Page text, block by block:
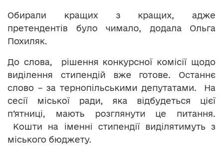
Обирали кращих з кращих, адже
претендентів було чимало, додала Ольга
Похиляк.
До слова, рішення конкурсної комісії щодо
виділення стипендій вже готове. Останнє
слово – за тернопільськими депутатами. На
сесії міської ради, яка відбудеться цієї
п’ятниці, мають розглянути це питання.
Кошти на іменні стипендії виділятимуть з
міського бюджету.